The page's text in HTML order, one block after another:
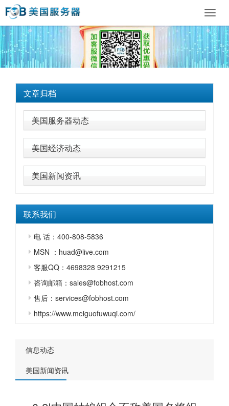
文章归档
美国服务器动态
美国经济动态
美国新闻资讯
联系我们
电 话：400-808-5836
MSN ：huad@live.com
客服QQ：4698328 9291215
咨询邮箱：sales@fobhost.com
售后：services@fobhost.com
https://www.meiguofuwuqi.com/
信息动态
美国新闻资讯